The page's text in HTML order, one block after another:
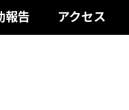
報告 アクセス